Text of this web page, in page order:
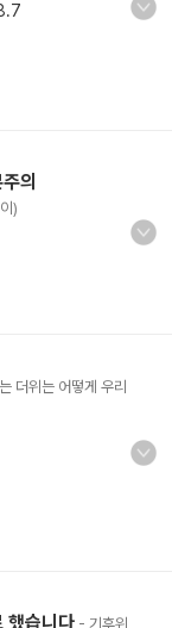
의
)
더위는 어떻게 우리
했습니다 - 기후위